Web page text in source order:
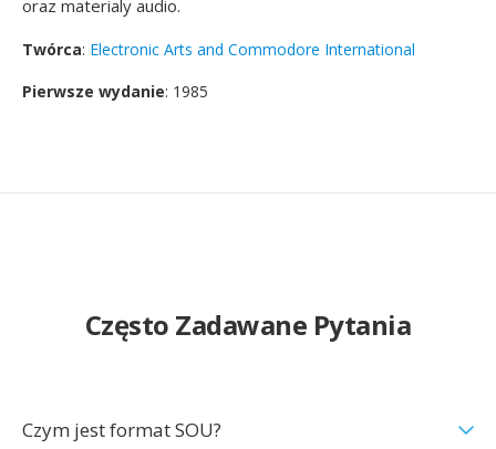
oraz materialy audio.
Twórca: Electronic Arts and Commodore International
Pierwsze wydanie: 1985
Często Zadawane Pytania
Czym jest format SOU?